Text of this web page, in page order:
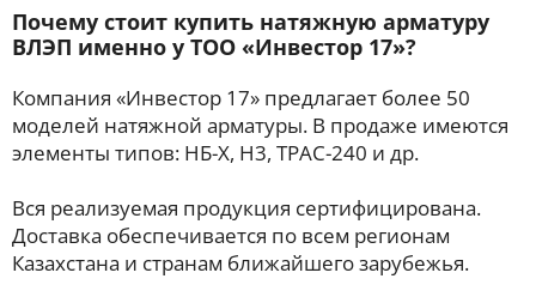
Почему стоит купить натяжную арматуру
ВЛЭП именно у ТОО «Инвестор 17»?
Компания «Инвестор 17» предлагает более 50
моделей натяжной арматуры. В продаже имеются
элементы типов: НБ-X, Н3, ТРАС-240 и др.
Вся реализуемая продукция сертифицирована.
Доставка обеспечивается по всем регионам
Казахстана и странам ближайшего зарубежья.